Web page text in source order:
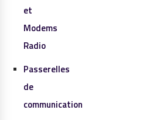
et
Modems
Radio
Passerelles
de
communication